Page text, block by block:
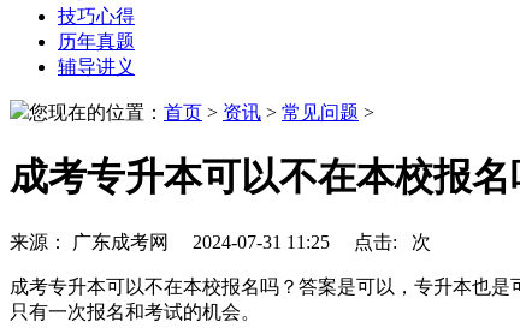
技巧心得
历年真题
辅导讲义
您现在的位置： 首页 > 资讯 > 常见问题 >
成考专升本可以不在本校报名
来源： 广东成考网 2024-07-31 11:25 点击: 次
成考专升本可以不在本校报名吗？答案是可以，专升本也
只有一次报名和考试的机会。